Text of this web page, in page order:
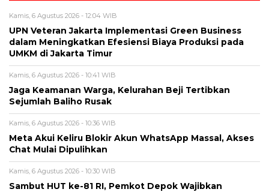
Kamis, 6 Agustus 2026 - 12:04 WIB
UPN Veteran Jakarta Implementasi Green Business
dalam Meningkatkan Efesiensi Biaya Produksi pada
UMKM di Jakarta Timur
Kamis, 6 Agustus 2026 - 10:41 WIB
Jaga Keamanan Warga, Kelurahan Beji Tertibkan
Sejumlah Baliho Rusak
Kamis, 6 Agustus 2026 - 10:36 WIB
Meta Akui Keliru Blokir Akun WhatsApp Massal, Akses
Chat Mulai Dipulihkan
Kamis, 6 Agustus 2026 - 10:30 WIB
Sambut HUT ke-81 RI, Pemkot Depok Wajibkan